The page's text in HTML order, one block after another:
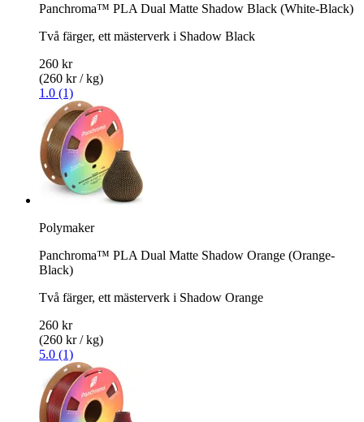
Panchroma™ PLA Dual Matte Shadow Black (White-Black)
Två färger, ett mästerverk i Shadow Black
260 kr
(260 kr / kg)
1.0 (1)
Polymaker
Panchroma™ PLA Dual Matte Shadow Orange (Orange-
Black)
Två färger, ett mästerverk i Shadow Orange
260 kr
(260 kr / kg)
5.0 (1)